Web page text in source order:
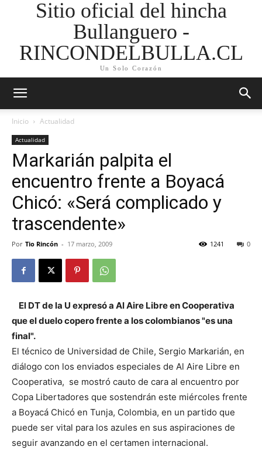
Sitio oficial del hincha
Bullanguero -
RINCONDELBULLA.CL
Un Solo Corazón
Inicio Actualidad
Actualidad
Markarián palpita el
encuentro frente a Boyacá
Chicó: «Será complicado y
trascendente»
Por Tio Rincón - 17 marzo, 2009 0
1241
El DT de la U expresó a Al Aire Libre en Cooperativa
que el duelo copero frente a los colombianos "es una
final".
El técnico de Universidad de Chile, Sergio Markarián, en
diálogo con los enviados especiales de Al Aire Libre en
Cooperativa, se mostró cauto de cara al encuentro por
Copa Libertadores que sostendrán este miércoles frente
a Boyacá Chicó en Tunja, Colombia, en un partido que
puede ser vital para los azules en sus aspiraciones de
seguir avanzando en el certamen internacional.